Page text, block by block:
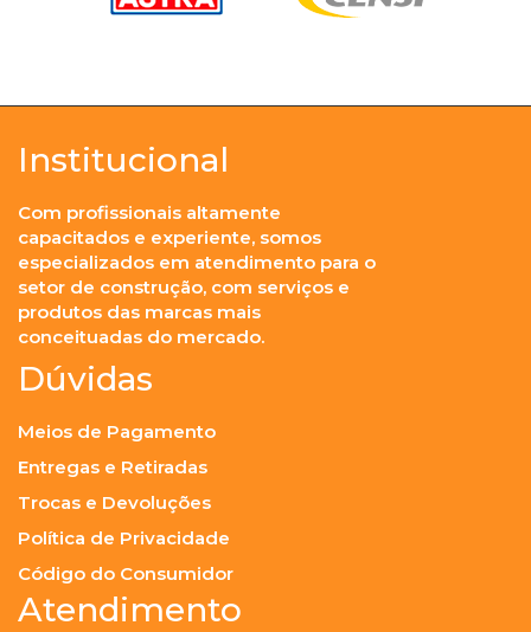
Institucional
Com profissionais altamente
capacitados e experiente, somos
especializados em atendimento para o
setor de construção, com serviços e
produtos das marcas mais
conceituadas do mercado.
Dúvidas
Meios de Pagamento
Entregas e Retiradas
Trocas e Devoluções
Política de Privacidade
Código do Consumidor
Atendimento